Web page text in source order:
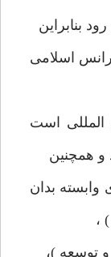
بنابراین
اسلامی
المللی است
بدان
،
توسعه )،